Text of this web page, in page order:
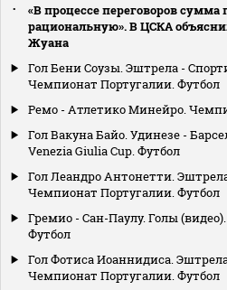
«В процессе переговоров
рациональную». В ЦСКА
Жуана
Гол Бени Соузы. Эштрела -
Чемпионат Португалии. Футбол
Ремо - Атлетико Минейро.
Гол Вакуна Байо. Удинезе -
Venezia Giulia Cup. Футбол
Гол Леандро Антонетти.
Чемпионат Португалии. Футбол
Гремио - Сан-Паулу. Голы
Футбол
Гол Фотиса Иоаннидиса.
Чемпионат Португалии. Футбол